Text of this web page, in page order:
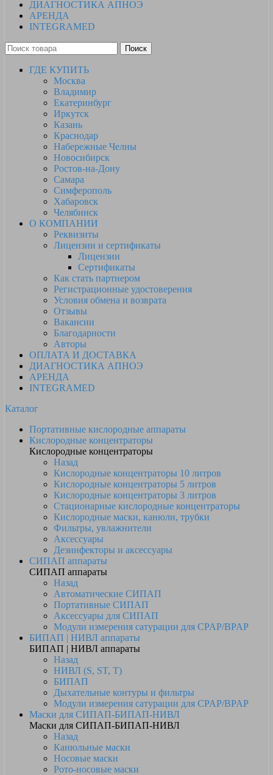
ДИАГНОСТИКА АПНОЭ
АРЕНДА
INTEGRAMED
Поиск
ГДЕ КУПИТЬ
Москва
Владимир
Екатеринбург
Иркутск
Казань
Краснодар
Набережные Челны
Новосибирск
Ростов-на-Дону
Самара
Симферополь
Хабаровск
Челябинск
О КОМПАНИИ
Реквизиты
Лицензии и сертификаты
Лицензии
Сертификаты
Как стать партнером
Регистрационные удостоверения
Условия обмена и возврата
Отзывы
Вакансии
Благодарности
Авторы
ОПЛАТА И ДОСТАВКА
ДИАГНОСТИКА АПНОЭ
АРЕНДА
INTEGRAMED
Каталог
Портативные кислородные аппараты
Кислородные концентраторы
Кислородные концентраторы
Назад
Кислородные концентраторы 10 литров
Кислородные концентраторы 5 литров
Кислородные концентраторы 3 литров
Стационарные кислородные концентраторы
Кислородные маски, канюли, трубки
Фильтры, увлажнители
Аксессуары
Дезинфекторы и аксессуары
СИПАП аппараты
СИПАП аппараты
Назад
Автоматические СИПАП
Портативные СИПАП
Аксессуары для СИПАП
Модули измерения сатурации для CPAP/BPAP
БИПАП | НИВЛ аппараты
БИПАП | НИВЛ аппараты
Назад
НИВЛ (S, ST, T)
БИПАП
Дыхательные контуры и фильтры
Модули измерения сатурации для CPAP/BPAP
Маски для СИПАП-БИПАП-НИВЛ
Маски для СИПАП-БИПАП-НИВЛ
Назад
Канюльные маски
Носовые маски
Рото-носовые маски